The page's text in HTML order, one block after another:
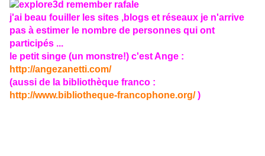
j'ai beau fouiller les sites ,blogs et réseaux je n'arrive
pas à estimer le nombre de personnes qui ont
participés ...
le petit singe (un monstre!) c'est Ange :
http://angezanetti.com/
(aussi de la bibliothèque franco :
http://www.bibliotheque-francophone.org/)